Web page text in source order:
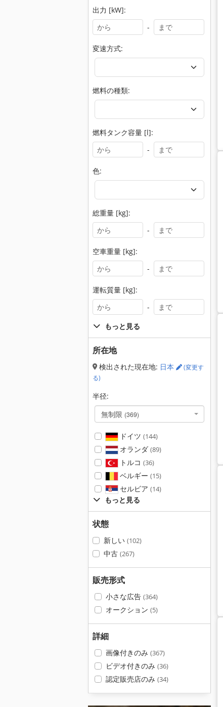
出力 [kW]:
-
変速方式:
燃料の種類:
燃料タンク容量 [l]:
-
色:
総重量 [kg]:
-
空車重量 [kg]:
-
運転質量 [kg]:
-
もっと見る
所在地
検出された現在地: 日本
(変更す
る)
半径:
無制限 (369)
ドイツ (144)
オランダ (89)
トルコ (36)
ベルギー (15)
セルビア (14)
もっと見る
状態
新しい (102)
中古 (267)
販売形式
小さな広告 (364)
オークション (5)
詳細
画像付きのみ (367)
ビデオ付きのみ (36)
認定販売店のみ (34)